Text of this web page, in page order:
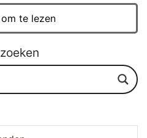
te lezen